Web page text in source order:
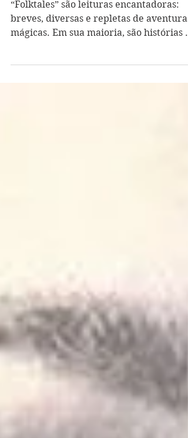
Ilustrados: Uma Jornada
Pela Tradição e Magia
mágicas. Em sua maioria, são histórias